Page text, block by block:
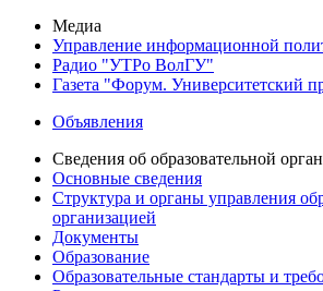
Медиа
Управление информационной
Радио "УТРо ВолГУ"
Газета "Форум. Университетский
Объявления
Сведения об образовательной
Основные сведения
Структура и органы управления
организацией
Документы
Образование
Образовательные стандарты и